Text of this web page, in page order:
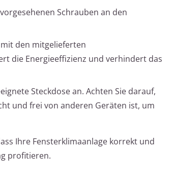
Schrauben an den
den mitgelieferten
die Energieeffizienz und verhindert das
Steckdose an. Achten Sie darauf,
und frei von anderen Geräten ist, um
Ihre Fensterklimaanlage korrekt und
profitieren.